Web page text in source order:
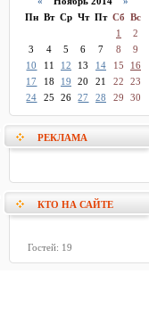
Пн Вт Ср Чт Пт Сб Вс
1
2
3
4 5 6 7 8
9
10
11 12 13 14 15
16
17
18 19 20 21 22
23
24
25 26 27 28 29 30
РЕКЛАМА
КТО НА САЙТЕ
Гостей: 19